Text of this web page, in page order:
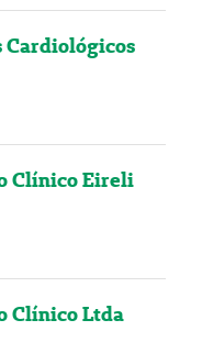
Cardiológicos
Clínico Eireli
Clínico Ltda